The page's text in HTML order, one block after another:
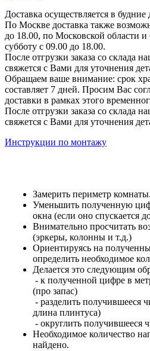
Доставка осуществляется в будние
По Москве доставка также
до 18.00, по Московской области
субботу с 09.00 до 18.00.
После отгрузки заказа со склада
свяжется с Вами для уточнения
Обращаем ваше внимание: срок
составляет 7 дней. Просим Вас
доставки в рамках этого
После отгрузки заказа со склада
свяжется с Вами для уточнения
Инструкции по монтажу
Замерить периметр комнаты.
Уменьшить полученную
окна (если оно спускается
Внимательно просчитать
(эркеры, колонны и т.д.)
Ориентируясь на
определить необходимое
Делается это следующим
- к полученной цифре в
(про запас)
- разделить получившееся
длина плинтуса)
- округлить получившееся
Необходимое количество
найдено.